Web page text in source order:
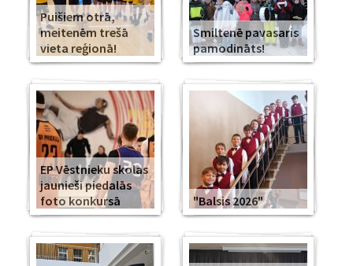
Puišiem otrā,
meitenēm trešā
vieta reģionā!
Smiltenē pavasaris
pamodināts!
EP Vēstnieku skolas
jaunieši piedalās
foto konkursā
"Balsis 2026"